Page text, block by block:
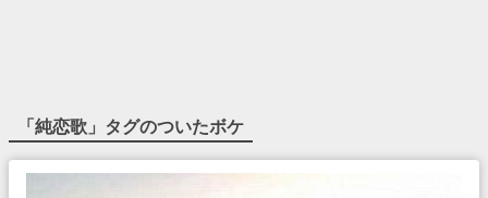
「純恋歌 」タグのついたボケ